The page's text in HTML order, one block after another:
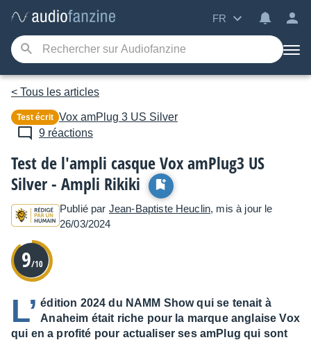
FR
< Tous les articles
Test écrit Vox amPlug 3 US Silver
9 réactions
Test de l'ampli casque Vox amPlug3 US
Silver - Ampli Rikiki
Publié par Jean-Baptiste Heuclin, mis à jour le
26/03/2024
9/10
L’ édition 2024 du NAMM Show qui se tenait à
Anaheim était riche pour la marque anglaise Vox
qui en a profité pour actualiser ses amPlug qui sont